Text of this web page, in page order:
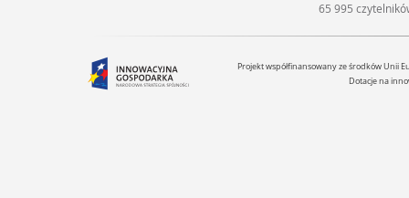
65 995
Projekt współfinansowany ze środków Unii
Dotacje na